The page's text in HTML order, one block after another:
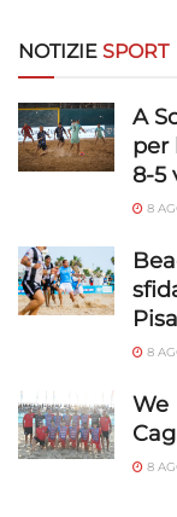
rilevare frodi,
e presentare
Salvare e
NOTIZIE SPORT
A
per
8-5
8
8
We
8